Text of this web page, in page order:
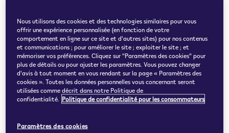
Nous utilisons des cookies et des technologies similaires pour vous
offrir une expérience personnalisée (en fonction de votre
comportement en ligne sur ce site et d'autres sites) pour nos contenus
et communications ; pour améliorer le site ; exploiter le site ; et
mémoriser vos préférences. Cliquez sur "Paramètres des cookies" pour
plus de détails ou pour ajuster les paramètres. Vous pouvez changer
d'avis à tout moment en vous rendant sur la page « Paramètres des
cookies ». Toutes les données personnelles vous concernant seront
utilisées comme décrit dans notre Politique de
confidentialité. Politique de confidentialité pour les consommateurs
Paramètres des cookies